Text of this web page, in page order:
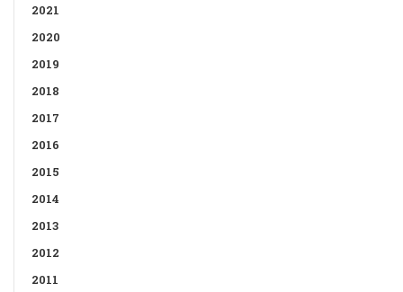
2021
2020
2019
2018
2017
2016
2015
2014
2013
2012
2011